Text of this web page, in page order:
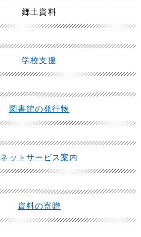
郷土資料
学校支援
図書館の発行物
ネットサービス案内
資料の寄贈